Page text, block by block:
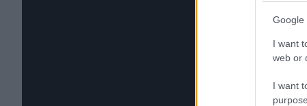
Google
I want
web or
I want